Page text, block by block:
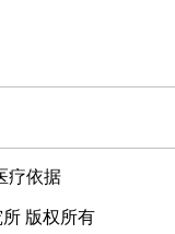
疗依据
所 版权所有